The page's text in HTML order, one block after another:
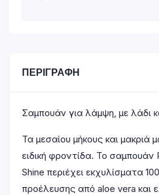
ΠΕΡΙΓΡΑΦΉ
Σαμπουάν για λάμψη, με λάδι
Τα μεσαίου μήκους και μακριά
ειδική φροντίδα. Το σαμπουάν
Shine περιέχει εκχυλίσματα
προέλευσης από aloe vera και